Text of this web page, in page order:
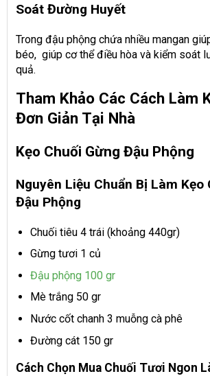
Soát Đường Huyết
Trong đậu phộng chứa nhiều mangan
béo, giúp cơ thể điều hòa và kiểm soát
quả.
Tham Khảo Các Cách Làm
Đơn Giản Tại Nhà
Kẹo Chuối Gừng Đậu Phộng
Nguyên Liệu Chuẩn Bị Làm Kẹo
Đậu Phộng
Chuối tiêu 4 trái (khoảng 440gr)
Gừng tươi 1 củ
Đậu phộng 100 gr
Mè trắng 50 gr
Nước cốt chanh 3 muỗng cà phê
Đường cát 150 gr
Cách Chọn Mua Chuối Tươi Ngon